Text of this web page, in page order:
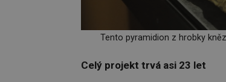
Tento pyramidion z hrobky
Celý projekt trvá asi 23 let